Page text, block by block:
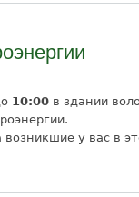
10:00 в здании
у вас в